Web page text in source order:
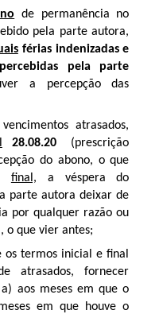
de permanência no
pela parte autora,
férias indenizadas e
pela parte
a percepção das
atrasados,
28.08.20 (prescrição
do abono, o que
final, a véspera do
parte autora deixar de
por qualquer razão ou
o que vier antes;
termos inicial e final
atrasados,fornecer
aos meses em que o
em que houve o